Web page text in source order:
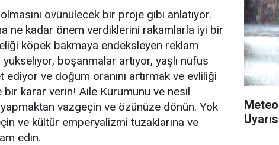
övünülecek bir proje gibi anlatıyor.
ne kadar önem verdiklerini rakamlarla iyi bir
köpek bakmaya endeksleyen reklam
boşanmalar artıyor, yaşlı nüfus
ve doğum oranını artırmak ve evliliği
karar verin! Aile Kurumunu ve nesil
vazgeçin ve özünüze dönün. Yok
ve kültür emperyalizmi tuzaklarına ve
edin.